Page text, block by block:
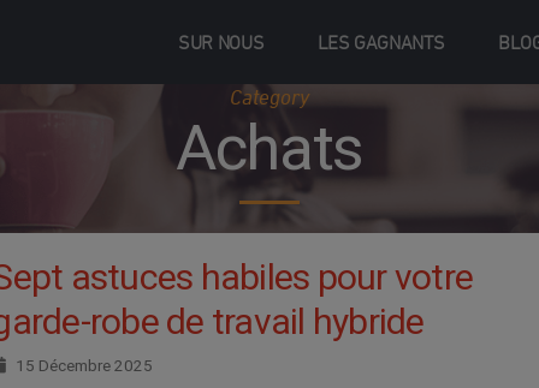
SUR NOUS LES GAGNANTS
Category
Achats
astuces habiles pour votre
robe de travail hybride
15 Décembre 2025